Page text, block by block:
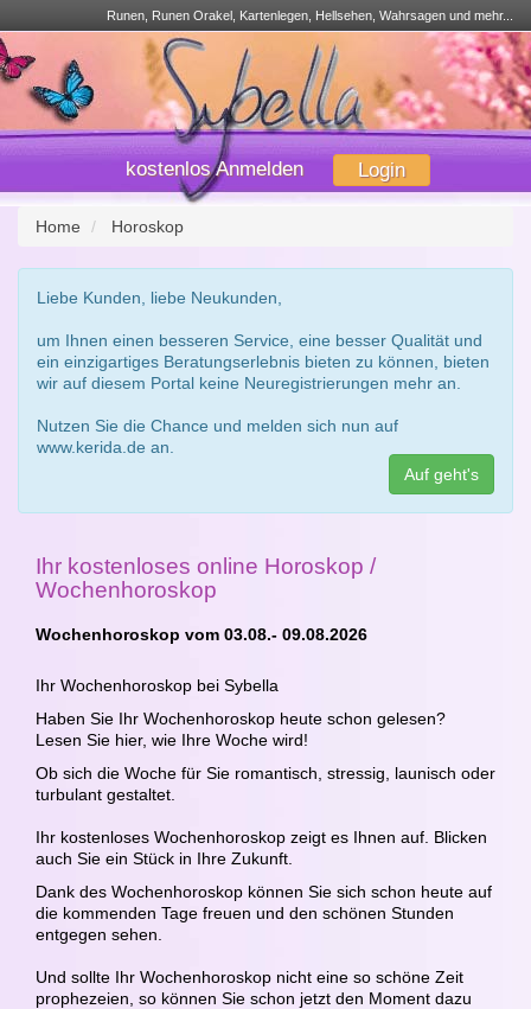
Runen, Runen Orakel, Kartenlegen, Hellsehen, Wahrsagen und mehr...
kostenlos Anmelden Login
Home Horoskop
Liebe Kunden, liebe Neukunden,
um Ihnen einen besseren Service, eine besser Qualität und
ein einzigartiges Beratungserlebnis bieten zu können, bieten
wir auf diesem Portal keine Neuregistrierungen mehr an.
Nutzen Sie die Chance und melden sich nun auf
www.kerida.de an.
Auf geht's
Ihr kostenloses online Horoskop /
Wochenhoroskop
Wochenhoroskop vom 03.08.- 09.08.2026
Ihr Wochenhoroskop bei Sybella
Haben Sie Ihr Wochenhoroskop heute schon gelesen?
Lesen Sie hier, wie Ihre Woche wird!
Ob sich die Woche für Sie romantisch, stressig, launisch oder
turbulant gestaltet.
Ihr kostenloses Wochenhoroskop zeigt es Ihnen auf. Blicken
auch Sie ein Stück in Ihre Zukunft.
Dank des Wochenhoroskop können Sie sich schon heute auf
die kommenden Tage freuen und den schönen Stunden
entgegen sehen.
Und sollte Ihr Wochenhoroskop nicht eine so schöne Zeit
prophezeien, so können Sie schon jetzt den Moment dazu